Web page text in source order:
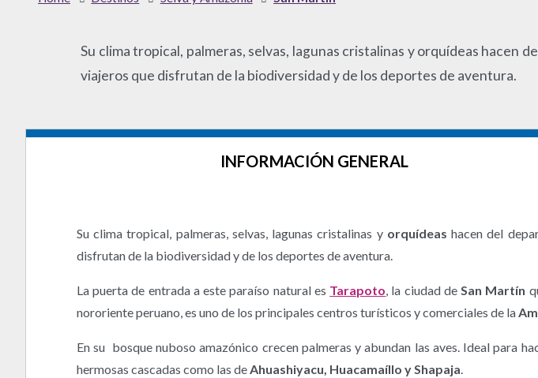
Su clima tropical, palmeras, selvas, lagunas cristalinas y orquídeas hacen
viajeros que disfrutan de la biodiversidad y de los deportes de aventura.
INFORMACIÓN GENERAL
Su clima tropical, palmeras, selvas, lagunas cristalinas y orquídeas hacen del
disfrutan de la biodiversidad y de los deportes de aventura.
La puerta de entrada a este paraíso natural es Tarapoto, la ciudad deSan Martín
nororiente peruano, es uno de los principales centros turísticos y comerciales de la
En su bosque nuboso amazónico crecen palmeras y abundan las aves. Ideal para
hermosas cascadas como las deAhuashiyacu, Huacamaíllo y Shapaja.